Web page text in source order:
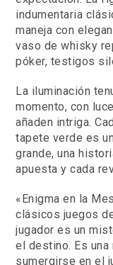
indumentaria
maneja con
vaso de whisky
póker, testigos
La iluminación
momento, con
añaden intriga.
tapete verde es
grande, una
apuesta y cada
«Enigma en la
clásicos juegos
jugador es un
el destino. Es
sumergirse en el